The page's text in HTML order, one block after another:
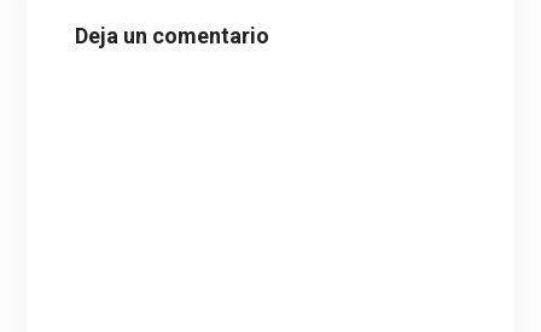
Deja un comentario